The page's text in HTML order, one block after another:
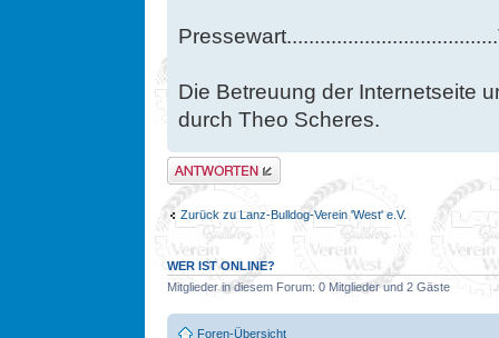
Die Betreuung der Internetseite
durch Theo Scheres.
Antwort erstellen
Zurück zu Lanz-Bulldog-Verein 'West' e.V.
WER IST ONLINE?
Mitglieder in diesem Forum: 0 Mitglieder und 2 Gäste
Foren-Übersicht